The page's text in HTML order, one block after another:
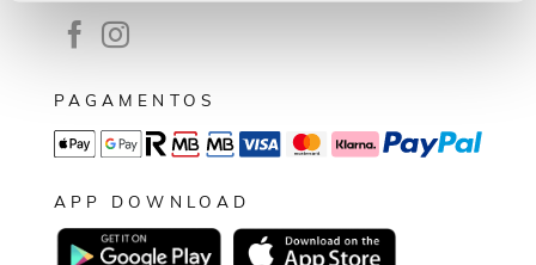
PAGAMENTOS
APP DOWNLOAD